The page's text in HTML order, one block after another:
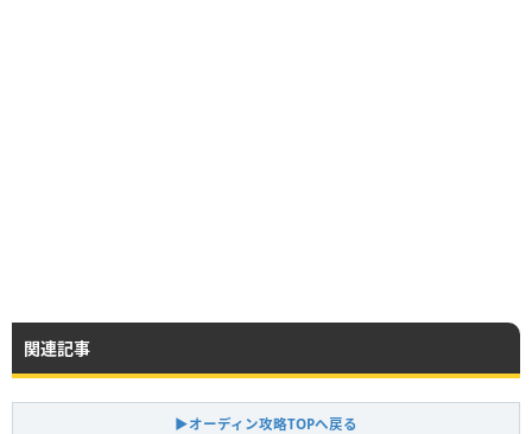
関連記事
▶オーディン攻略TOPへ戻る